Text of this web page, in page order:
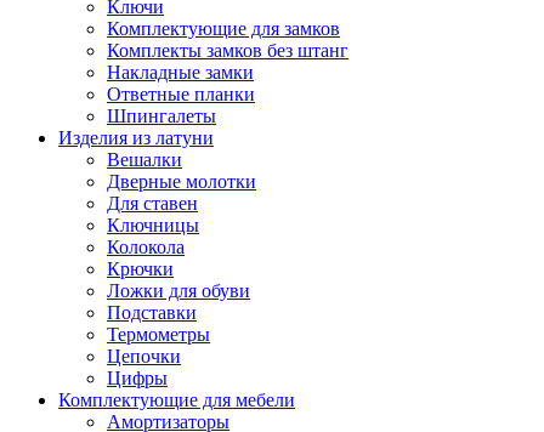
Ключи
Комплектующие для замков
Комплекты замков без штанг
Накладные замки
Ответные планки
Шпингалеты
Изделия из латуни
Вешалки
Дверные молотки
Для ставен
Ключницы
Колокола
Крючки
Ложки для обуви
Подставки
Термометры
Цепочки
Цифры
Комплектующие для мебели
Амортизаторы